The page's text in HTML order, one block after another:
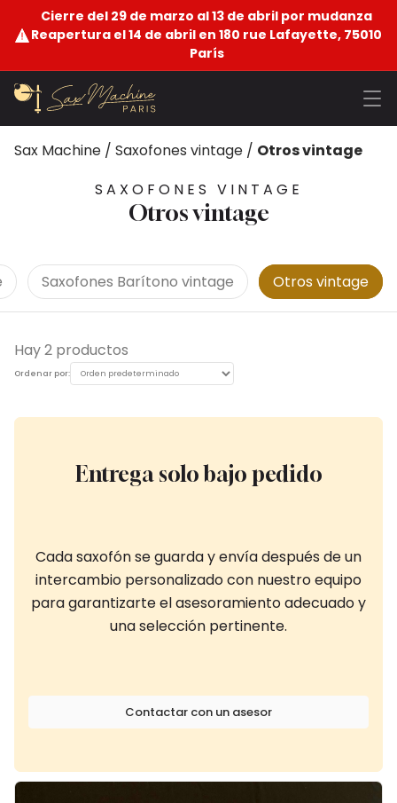
Cierre del 29 de marzo al 13 de abril por mudanza
Reapertura el 14 de abril en 180 rue Lafayette, 75010
París
Sax Machine / Saxofones vintage / Otros vintage
SAXOFONES VINTAGE
Otros vintage
Saxofones Barítono vintage Otros vintage
Hay 2 productos
Ordenar por:
Entrega solo bajo pedido
Cada saxofón se guarda y envía después de un
intercambio personalizado con nuestro equipo
para garantizarte el asesoramiento adecuado y
una selección pertinente.
Contactar con un asesor